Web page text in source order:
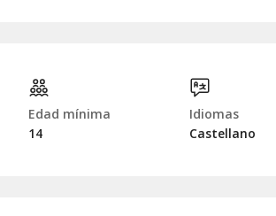
Edad mínima
14
Idiomas
Castellano